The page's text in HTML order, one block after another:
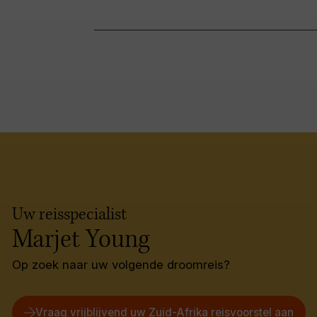
Uw reisspecialist
Marjet Young
Op zoek naar uw volgende droomreis?
Vraag vrijblijvend uw Zuid-Afrika reisvoorstel aan